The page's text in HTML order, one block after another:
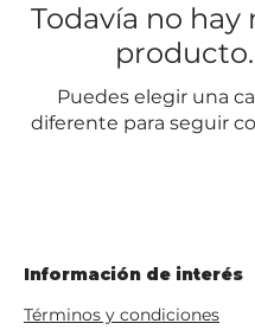
Todavía no hay
Puedes elegir una
diferente para seguir
Información de interés
Términos y condiciones